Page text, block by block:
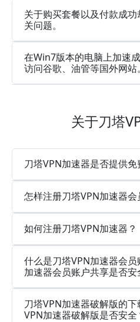
关于购买套餐以及付款成
关问题。
在Win7版本的电脑上加速
访问谷歌、油管等国外网站。
关于刀塔
刀塔VPN加速器是否提供免
怎样注册刀塔VPN加速器会
如何注册刀塔VPN加速器？
什么是刀塔VPN加速器会
加速器会员账户共享是否安
刀塔VPN加速器破解版的
VPN加速器破解版是否安全